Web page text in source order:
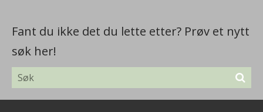
Fant du ikke det du lette etter? Prøv et nytt
søk her!